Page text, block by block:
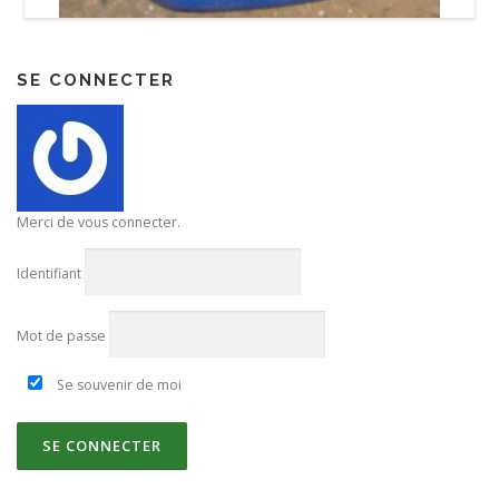
SE CONNECTER
Merci de vous connecter.
Identifiant
Mot de passe
Se souvenir de moi